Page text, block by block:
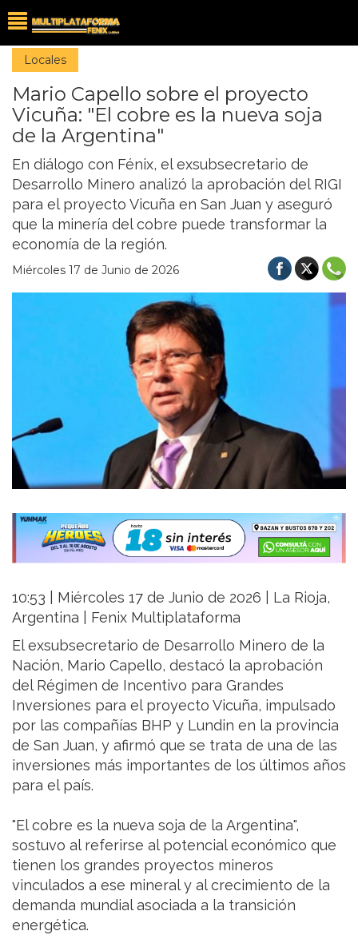
Locales
Mario Capello sobre el proyecto
Vicuña: "El cobre es la nueva soja
de la Argentina"
En diálogo con Fénix, el exsubsecretario de
Desarrollo Minero analizó la aprobación del RIGI
para el proyecto Vicuña en San Juan y aseguró
que la minería del cobre puede transformar la
economía de la región.
Miércoles 17 de Junio de 2026
10:53 | Miércoles 17 de Junio de 2026 | La Rioja,
Argentina | Fenix Multiplataforma
El exsubsecretario de Desarrollo Minero de la
Nación, Mario Capello, destacó la aprobación
del Régimen de Incentivo para Grandes
Inversiones para el proyecto Vicuña, impulsado
por las compañías BHP y Lundin en la provincia
de San Juan, y afirmó que se trata de una de las
inversiones más importantes de los últimos años
para el país.
"El cobre es la nueva soja de la Argentina",
sostuvo al referirse al potencial económico que
tienen los grandes proyectos mineros
vinculados a ese mineral y al crecimiento de la
demanda mundial asociada a la transición
energética.